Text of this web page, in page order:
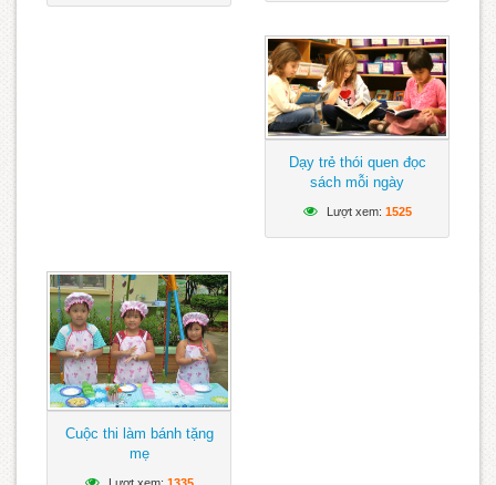
Dạy trẻ thói quen đọc
sách mỗi ngày
Lượt xem: 1525
Cuộc thi làm bánh tặng
mẹ